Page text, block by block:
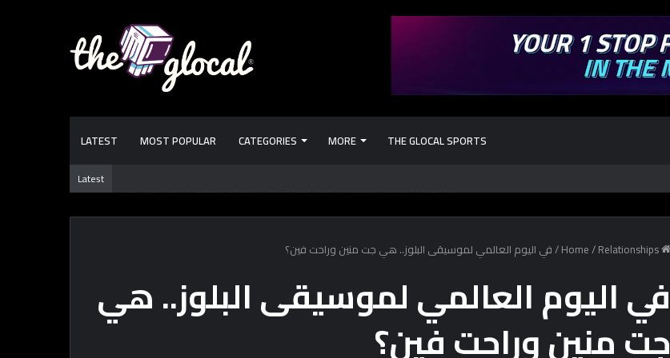
LATEST MOST POPULAR CATEGORIES MORE THE GLOCAL SPORTS
Latest
/Relationships
/في اليوم العالمي لموسيقى البلوز.. هي جت منين وراحت فين؟
في اليوم العالمي لموسيقى البلوز.. هي
جت منين وراحت فين؟